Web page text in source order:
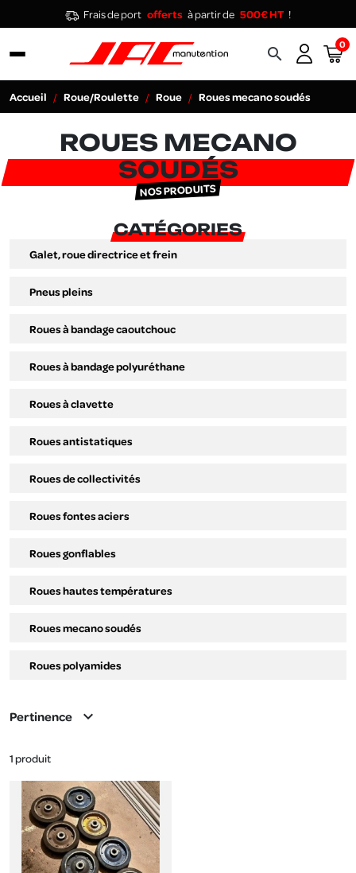
Frais de port offerts à partir de 500€ HT !
search 0
Accueil Roue/Roulette Roue Roues mecano soudés
ROUES MECANO
SOUDÉS
NOS PRODUITS
CATÉGORIES
Galet, roue directrice et frein
Pneus pleins
Roues à bandage caoutchouc
Roues à bandage polyuréthane
Roues à clavette
Roues antistatiques
Roues de collectivités
Roues fontes aciers
Roues gonflables
Roues hautes températures
Roues mecano soudés
Roues polyamides
1 produit
Pertinence expand_more